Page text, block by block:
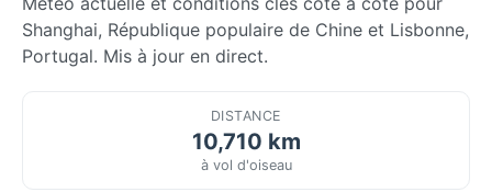
Shanghai, République populaire de Chine et Lisbonne,
Portugal. Mis à jour en direct.
DISTANCE
10,710 km
à vol d'oiseau